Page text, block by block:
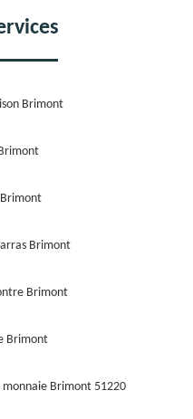
Brimont
Brimont
Brimont
Brimont
Brimont 51220